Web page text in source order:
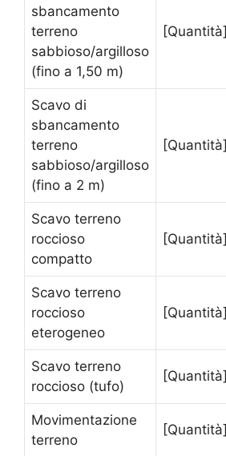
sbancamento
terreno
sabbioso/argilloso
(fino a 1,50 m)
[Quantità]
Scavo di
sbancamento
terreno
sabbioso/argilloso
(fino a 2 m)
[Quantità]
Scavo terreno
roccioso
compatto
[Quantità]
Scavo terreno
roccioso
eterogeneo
[Quantità]
Scavo terreno
roccioso (tufo)
[Quantità]
Movimentazione
terreno
[Quantità]